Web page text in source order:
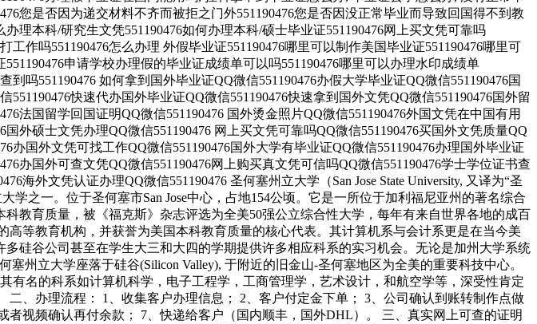
您是否因为递交材料不齐而被拒之门外551190476您是否因没正常毕业而导致回国得不到教
理本科/研究生文凭551190476如何办理本科/硕士毕业证551190476网上买文凭可靠吗
作吗551190476怎么办理 外假毕业证551190476哪里可以制作美国毕业证551190476哪里可
申请学校办理假的毕业证成绩单可以吗551190476哪里可以办理水印成绩单
吗551190476 如何拿到国外毕业证QQ微信551190476办假大学毕业证QQ微信551190476国
快速代办国外毕业证QQ微信551190476快速拿到国外文凭QQ微信551190476国外留
法国留学回国证明QQ微信551190476 国外烫金照片QQ微信551190476外国文凭在中国有用
外硕士文凭办理QQ微信551190476 网上买文凭可靠吗QQ微信551190476买国外文凭质量QQ
办国外文凭可找工作QQ微信551190476国外大学有毕业证QQ微信551190476办理国外毕业证
办国外可查文凭QQ微信551190476网上购买真文凭可信吗QQ微信551190476学士学位证书查
海外文凭认证办理QQ微信551190476 圣何塞州立大学（San Jose State University, 又译为“圣
之一。位于圣何塞市San Jose中心，占地154公顷。它是一所位于加利福尼亚州的著名综合
教育质量，被《福克斯》杂志评选为全美50强公立综合性大学，每年有来自世界各地的成百
等教育机构，并获誉为美国本科教育质量的核心代表。其计算机系与会计系更是在当今美
硅谷公司甚至在学生大三和大四的学期提供许多相应科系的实习机会。无论是加州大学系统
州立大学座落于硅谷(Silicon Valley), 于附近的旧金山-圣何塞地区为全美的重要科技中心。
有名的科系如计算机科学，电子工程学，工商管理学，艺术设计，和航空学等，深受性肯定
、办理流程： 1、收集客户办理信息； 2、客户付定金下单； 3、公司确认到账转制作点做
视频确认再付余款； 7、快递给客户（国内顺丰，国外DHL）。 三、真实网上可查的证明